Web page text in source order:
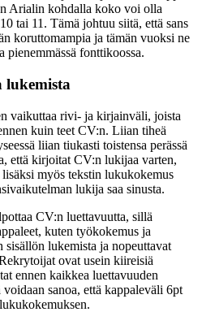
Arialin kohdalla koko voi olla
tai 11. Tämä johtuu siitä, että sans
koruttomampia ja tämän vuoksi ne
fonttikoossa.
lukemista
vaikuttaa rivi- ja kirjainväli, joista
kuin teet CV:n. Liian tiheä
liian tiukasti toistensa perässä
että kirjoitat CV:n lukijaa varten,
myös tekstin lukukokemus
lukija saa sinusta.
CV:n luettavuutta, sillä
kuten työkokemus ja
lukemista ja nopeuttavat
ovat usein kiireisiä
ennen kaikkea luettavuuden
sanoa, että kappaleväli 6pt